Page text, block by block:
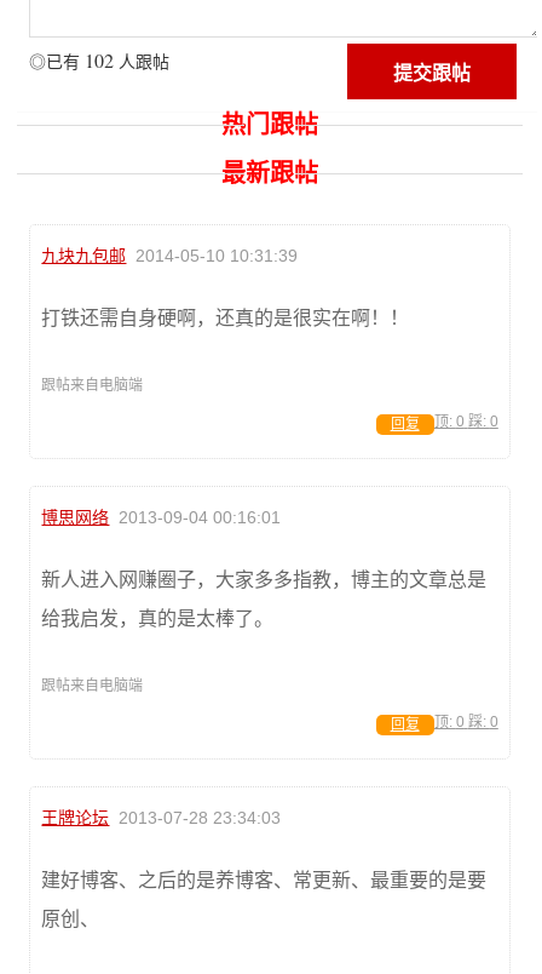
◎已有 102 人跟帖
热门跟帖
最新跟帖
九块九包邮 2014-05-10 10:31:39
打铁还需自身硬啊，还真的是很实在啊！！
跟帖来自电脑端
顶: 0 踩: 0
回复
博思网络 2013-09-04 00:16:01
新人进入网赚圈子，大家多多指教，博主的文章总是
给我启发，真的是太棒了。
跟帖来自电脑端
顶: 0 踩: 0
回复
王牌论坛 2013-07-28 23:34:03
建好博客、之后的是养博客、常更新、最重要的是要
原创、